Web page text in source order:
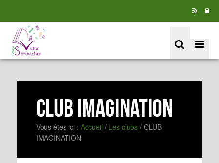
CLUB IMAGINATION
Vous êtes ici : Accueil / Les clubs / CLUB
IMAGINATION